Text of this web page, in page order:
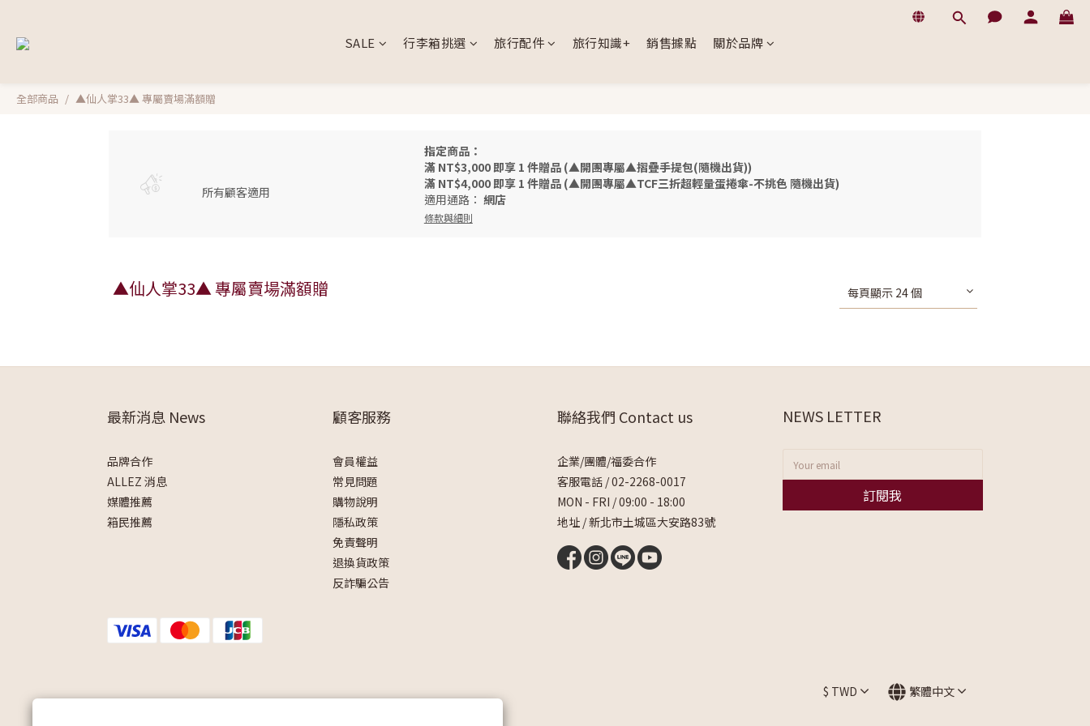
SALE 行李箱挑選 旅行配件 旅行知識+ 銷售據點 關於品牌
全部商品 ▲仙人掌33▲ 專屬賣場滿額贈
所有顧客適用
指定商品：
滿 NT$3,000 即享 1 件贈品 (▲開團專屬▲摺疊手提包(隨機出貨))
滿 NT$4,000 即享 1 件贈品 (▲開團專屬▲TCF三折超輕量蛋捲傘-不挑色 隨機出貨)
適用通路： 網店
條款與細則
▲仙人掌33▲ 專屬賣場滿額贈 每頁顯示 24 個
最新消息 News
品牌合作
ALLEZ 消息
媒體推薦
箱民推薦
顧客服務
會員權益
常見問題
購物說明
隱私政策
免責聲明
退換貨政策
反詐騙公告
聯絡我們 Contact us
企業/團體/福委合作
客服電話 /02-2268-0017
MON - FRI / 09:00 - 18:00
地址 / 新北市土城區大安路83號
NEWS LETTER
訂閱我
$ TWD 繁體中文